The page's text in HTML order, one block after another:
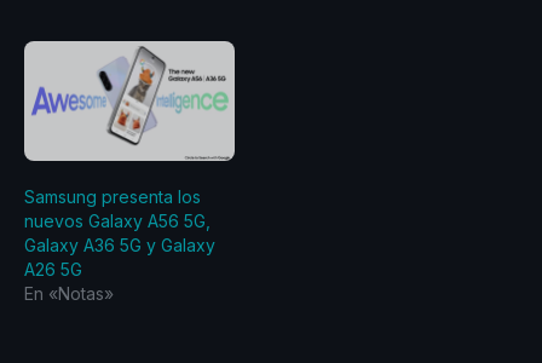
Samsung presenta los
nuevos Galaxy A56 5G,
Galaxy A36 5G y Galaxy
A26 5G
En «Notas»